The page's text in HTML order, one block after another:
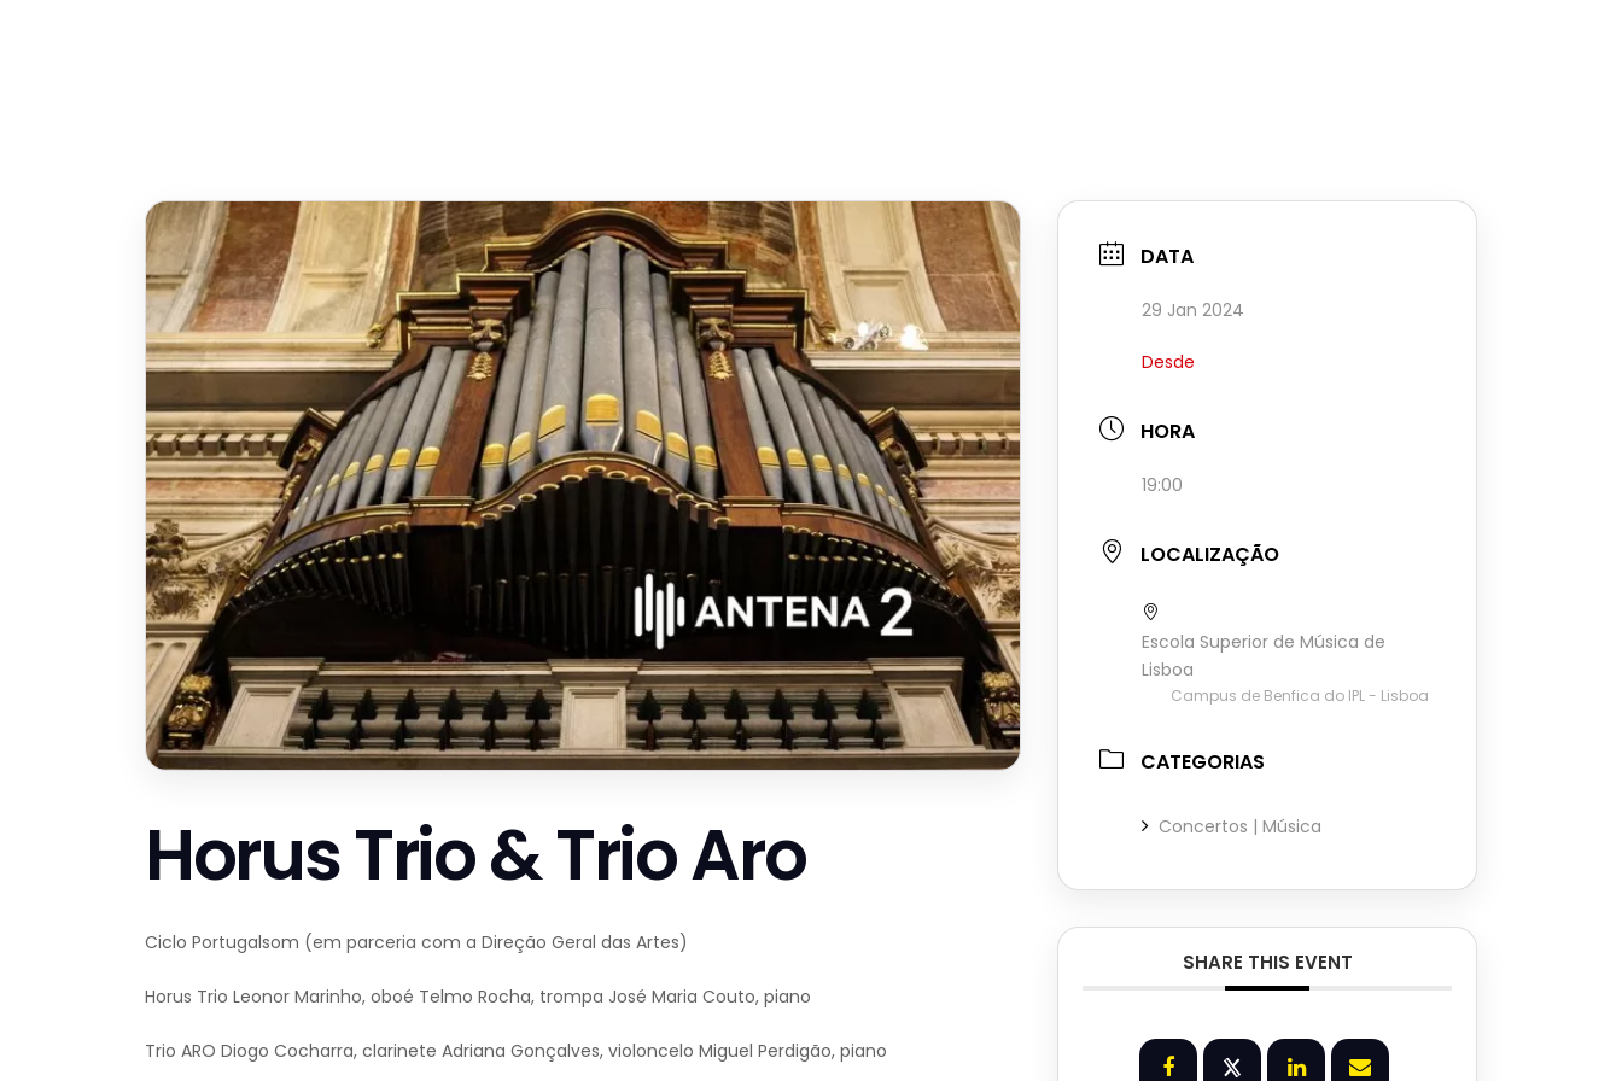
Horus Trio & Trio Aro
Ciclo Portugalsom (em parceria com a Direção Geral das Artes)
Horus Trio Leonor Marinho, oboé Telmo Rocha, trompa José Maria Couto, piano
Trio ARO Diogo Cocharra, clarinete Adriana Gonçalves, violoncelo Miguel Perdigão, piano
DATA
29 Jan 2024
Desde
HORA
19:00
LOCALIZAÇÃO
Escola Superior de Música de
Lisboa
Campus de Benfica do IPL - Lisboa
CATEGORIAS
Concertos | Música
SHARE THIS EVENT